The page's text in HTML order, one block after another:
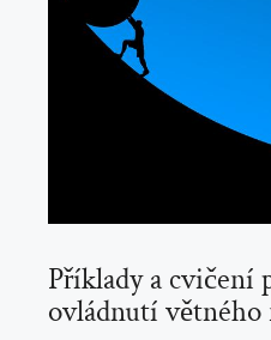
Příklady a cvičení
ovládnutí větného